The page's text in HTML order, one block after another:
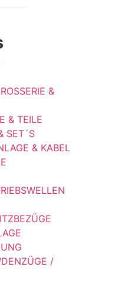
&
& TEILE
SET´S
& KABEL
/